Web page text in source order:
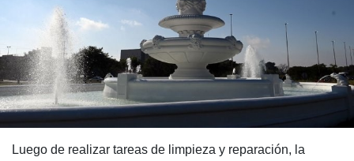
Luego de realizar tareas de limpieza y reparación, la